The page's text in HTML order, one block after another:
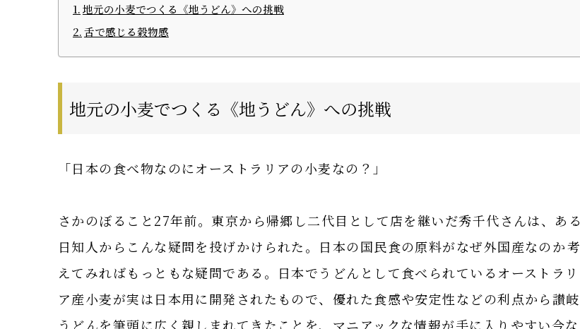
地元の小麦でつくる《地うどん》への挑戦
舌で感じる穀物感
地元の小麦でつくる《地うどん》への挑戦
「日本の食べ物なのにオーストラリアの小麦なの？」
さかのぼること27年前。東京から帰郷し二代目として店を継いだ秀千代さんは、ある
日知人からこんな疑問を投げかけられた。日本の国民食の原料がなぜ外国産なのか――考
えてみればもっともな疑問である。日本でうどんとして食べられているオーストラリ
ア産小麦が実は日本用に開発されたもので、優れた食感や安定性などの利点から讃岐
うどんを筆頭に広く親しまれてきたことを、マニアックな情報が手に入りやすい今な